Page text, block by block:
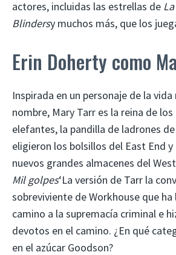
actores, incluidas las estrellas de
Blindersy muchos más, que los
Erin Doherty como
Inspirada en un personaje de la
nombre, Mary Tarr es la reina de
elefantes, la pandilla de ladrones
eligieron los bolsillos del East End
nuevos grandes almacenes del
Mil golpes‘La versión de Tarr la
sobreviviente de Workhouse que
camino a la supremacía criminal e
devotos en el camino. ¿En qué
en el azúcar Goodson?